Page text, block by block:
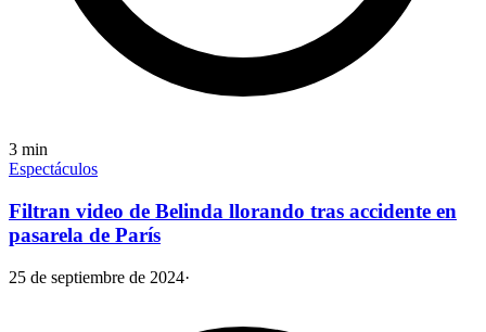
3 min
Espectáculos
Filtran video de Belinda llorando tras accidente en
pasarela de París
25 de septiembre de 2024·